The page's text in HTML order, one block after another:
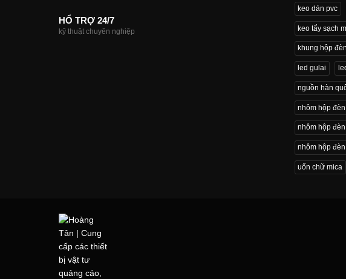
HỔ TRỢ 24/7
kỹ thuật chuyên nghiệp
keo dán pvc
keo tẩy sạch
khung hộp
led gulai
nguồn hàn
nhôm hộp đèn
nhôm hộp
nhôm hộp
uốn chữ mica